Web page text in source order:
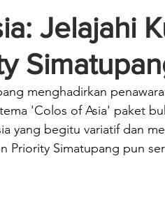
Jelajahi
menghadirkan
'Colos of Asia' paket
yang begitu variatif dan
Priority Simatupang pun